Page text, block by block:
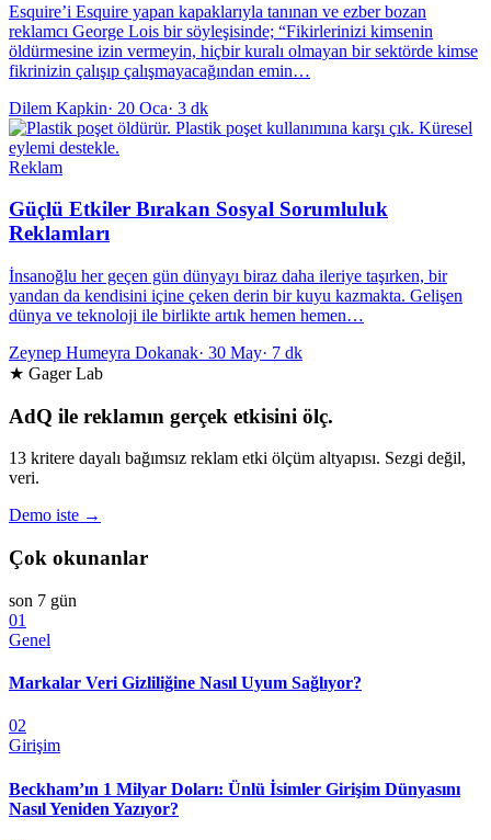
Esquire’i Esquire yapan kapaklarıyla tanınan ve ezber bozan
reklamcı George Lois bir söyleşisinde; “Fikirlerinizi kimsenin
öldürmesine izin vermeyin, hiçbir kuralı olmayan bir sektörde kimse
fikrinizin çalışıp çalışmayacağından emin…
Dilem Kapkin· 20 Oca· 3 dk
Reklam
Güçlü Etkiler Bırakan Sosyal Sorumluluk
Reklamları
İnsanoğlu her geçen gün dünyayı biraz daha ileriye taşırken, bir
yandan da kendisini içine çeken derin bir kuyu kazmakta. Gelişen
dünya ve teknoloji ile birlikte artık hemen hemen…
Zeynep Humeyra Dokanak· 30 May· 7 dk
★ Gager Lab
AdQ ile reklamın gerçek etkisini ölç.
13 kritere dayalı bağımsız reklam etki ölçüm altyapısı. Sezgi değil,
veri.
Demo iste →
Çok okunanlar
son 7 gün
01
Genel
Markalar Veri Gizliliğine Nasıl Uyum Sağlıyor?
02
Girişim
Beckham’ın 1 Milyar Doları: Ünlü İsimler Girişim Dünyasını
Nasıl Yeniden Yazıyor?